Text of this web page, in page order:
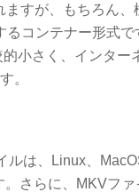
すが、もちろん、
コンテナー形式で
小さく、インター
。
は、Linux、
さらに、MKVファ